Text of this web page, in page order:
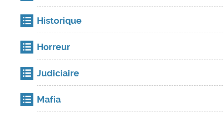
Historique
Horreur
Judiciaire
Mafia